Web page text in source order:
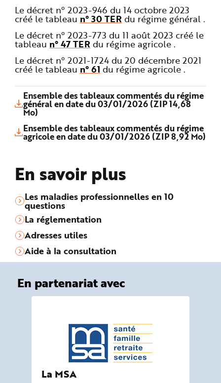
Le décret n° 2023-946 du 14 octobre 2023
créé le tableau n° 30 TER du régime général .
Le décret n° 2023-773 du 11 août 2023 créé le
tableau n° 47 TER du régime agricole .
Le décret n° 2021-1724 du 20 décembre 2021
créé le tableau n° 61 du régime agricole .
Ensemble des tableaux commentés du régime
général en date du 03/01/2026 (ZIP 14,68
Mo)
Ensemble des tableaux commentés du régime
agricole en date du 03/01/2026 (ZIP 8,92 Mo)
En savoir plus
Les maladies professionnelles en 10
questions
La réglementation
Adresses utiles
Aide à la consultation
En partenariat avec
La MSA